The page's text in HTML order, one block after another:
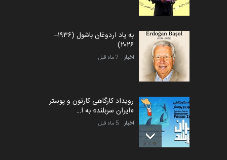
به یاد اردوغان باشول (۱۹۳۶–
۲۰۲۶)
اخبار 2 ماه قبل
رویداد کارگاهی کارتون و پوستر
«ایران سربلند» به ا…
اخبار 5 ماه قبل